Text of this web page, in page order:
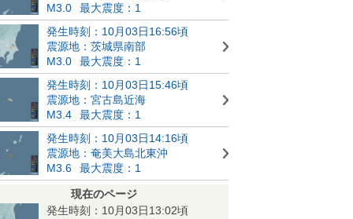
M3.0
最大震度：1
発生時刻：10月03日16:56頃
震源地：茨城県南部
M3.0
最大震度：1
発生時刻：10月03日15:46頃
震源地：宮古島近海
M3.4
最大震度：1
発生時刻：10月03日14:16頃
震源地：奄美大島北東沖
M3.6
最大震度：1
現在のページ
発生時刻：10月03日13:02頃